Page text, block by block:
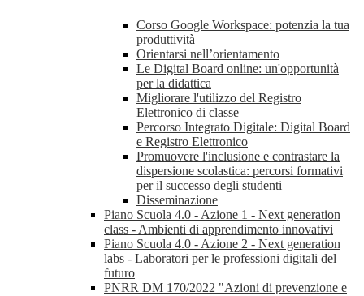
Corso Google Workspace: potenzia la tua
produttività
Orientarsi nell’orientamento
Le Digital Board online: un'opportunità
per la didattica
Migliorare l'utilizzo del Registro
Elettronico di classe
Percorso Integrato Digitale: Digital Board
e Registro Elettronico
Promuovere l'inclusione e contrastare la
dispersione scolastica: percorsi formativi
per il successo degli studenti
Disseminazione
Piano Scuola 4.0 - Azione 1 - Next generation
class - Ambienti di apprendimento innovativi
Piano Scuola 4.0 - Azione 2 - Next generation
labs - Laboratori per le professioni digitali del
futuro
PNRR DM 170/2022 "Azioni di prevenzione e